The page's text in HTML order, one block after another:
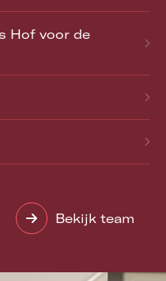
Hof voor de
Bekijk team